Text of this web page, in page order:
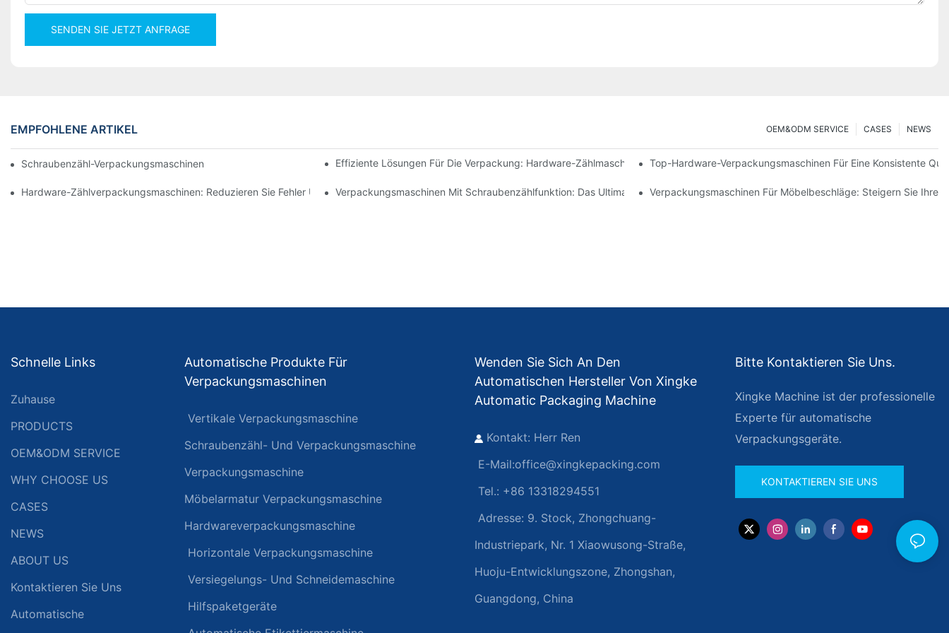
SENDEN SIE JETZT ANFRAGE
EMPFOHLENE ARTIKEL NEWS
CASES
OEM&ODM SERVICE
Schraubenzähl-Verpackungsmaschinen Für Zuverlässige Und Schnelle ErgebnisseEffiziente Lösungen Für Die Verpackung: Hardware-Zählmaschinen Top-Hardware-Verpackungsmaschinen Für Eine Konsistente
Hardware-Zählverpackungsmaschinen: Reduzieren Sie Fehler Und Steigern Sie Die LeistungVerpackungsmaschinen Mit Schraubenzählfunktion: Das Ultimative Werkzeug Für Effizientes Verpacken
Verpackungsmaschinen Für Möbelbeschläge: Steigern Sie Ihre
Schnelle Links
Zuhause
PRODUCTS
OEM&ODM SERVICE
WHY CHOOSE US
CASES
NEWS
ABOUT US
Kontaktieren Sie Uns
Automatische
Automatische Produkte Für
Verpackungsmaschinen
Vertikale Verpackungsmaschine
Schraubenzähl- Und Verpackungsmaschine
Verpackungsmaschine
Möbelarmatur Verpackungsmaschine
Hardwareverpackungsmaschine
Horizontale Verpackungsmaschine
Versiegelungs- Und Schneidemaschine
Hilfspaketgeräte
Wenden Sie Sich An Den
Automatischen Hersteller Von Xingke
Automatic Packaging Machine
Kontakt: Herr Ren
E-Mail:office@xingkepacking.com
Tel.: +86 13318294551
Adresse: 9. Stock, Zhongchuang-
Industriepark, Nr. 1 Xiaowusong-Straße,
Huoju-Entwicklungszone, Zhongshan,
Guangdong, China
Bitte Kontaktieren Sie Uns.
Xingke Machine ist der professionelle
Experte für automatische
Verpackungsgeräte.
KONTAKTIEREN SIE UNS